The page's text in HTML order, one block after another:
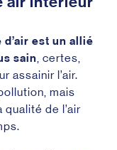
est un allié
sain, certes,
assainir l’air.
mais
de l’air